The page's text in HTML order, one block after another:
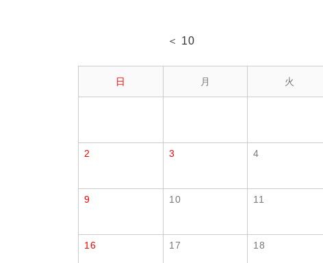
＜ 10
日 月 火
2 3 4
9 10 11
16 17 18